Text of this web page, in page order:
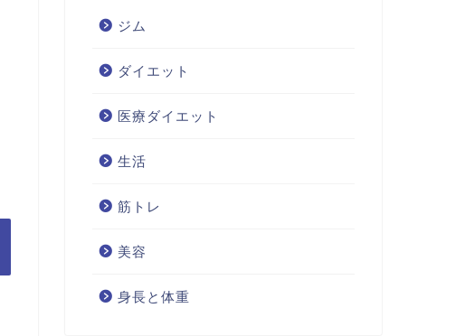
ジム
ダイエット
医療ダイエット
生活
筋トレ
美容
身長と体重